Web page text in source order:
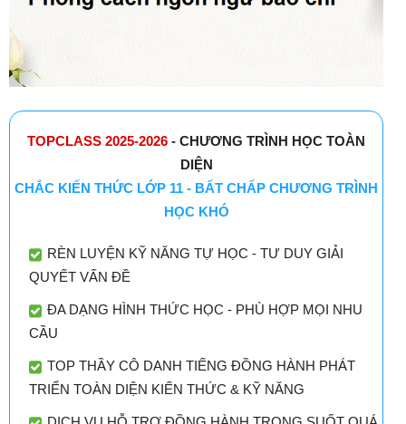
TOPCLASS 2025-2026 - CHƯƠNG TRÌNH HỌC TOÀN
DIỆN
CHẮC KIẾN THỨC LỚP 11 - BẤT CHẤP CHƯƠNG TRÌNH
HỌC KHÓ
RÈN LUYỆN KỸ NĂNG TỰ HỌC - TƯ DUY GIẢI
QUYẾT VẤN ĐỀ
ĐA DẠNG HÌNH THỨC HỌC - PHÙ HỢP MỌI NHU
CẦU
TOP THẦY CÔ DANH TIẾNG ĐỒNG HÀNH PHÁT
TRIỂN TOÀN DIỆN KIẾN THỨC & KỸ NĂNG